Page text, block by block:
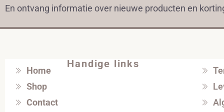
En ontvang informatie over nieuwe producten en
Handige links
Home
Shop
Contact